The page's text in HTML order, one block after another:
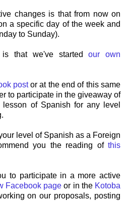
changes is that from now on
a specific day of the week and
to Sunday).
is that we've startedour own
postor at the end of this same
to participate in the giveaway of
of Spanish for any level
level of Spanish as a Foreign
you the reading of this
to participate in a more active
Facebook page or in the Kotoba
on our proposals, posting